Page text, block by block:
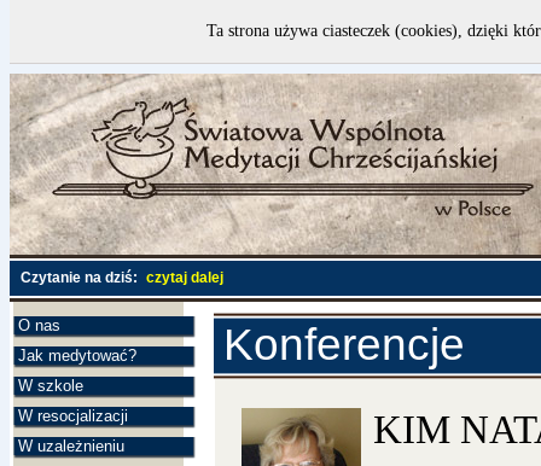
Czytanie na dziś: czytaj dalej
O nas
Jak medytować?
W szkole
W resocjalizacji
W uzależnieniu
Konferencje
KIM
Ta strona używa ciasteczek (cookies), dzięki